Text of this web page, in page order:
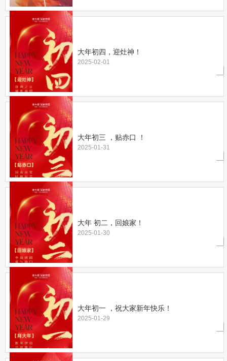
大年初四，迎灶神！
2025-02-01
大年初三 ，贴赤口 ！
2025-01-31
大年 初二，回娘家！
2025-01-30
大年初一 ，祝大家新年快乐！
2025-01-29